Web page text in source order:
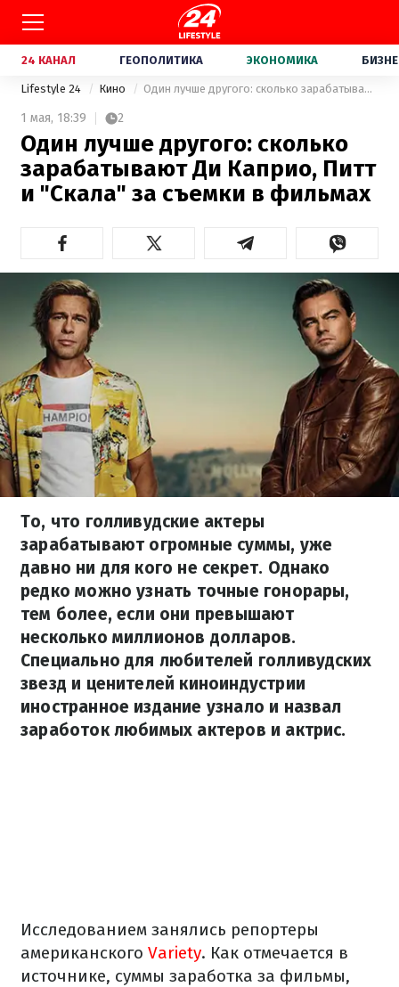
24 КАНАЛ ГЕОПОЛИТИКА ЭКОНОМИКА
Lifestyle 24 Кино Один лучше другого: сколько зарабатывают Ди Каприо, Питт и "Скала" за съемки в фильмах
1 мая, 18:39 2
Один лучше другого: сколько
зарабатывают Ди Каприо, Питт
и "Скала" за съемки в фильмах
То, что голливудские актеры
зарабатывают огромные суммы, уже
давно ни для кого не секрет. Однако
редко можно узнать точные гонорары,
тем более, если они превышают
несколько миллионов долларов.
Специально для любителей голливудских
звезд и ценителей киноиндустрии
иностранное издание узнало и назвал
заработок любимых актеров и актрис.
Исследованием занялись репортеры
американского Variety. Как отмечается в
источнике, суммы заработка за фильмы,